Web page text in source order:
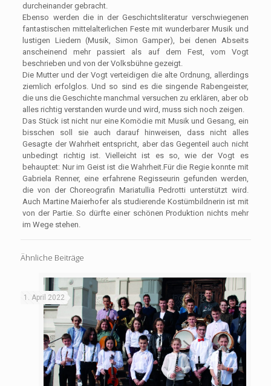
durcheinander gebracht.
Ebenso werden die in der Geschichtsliteratur verschwiegenen
fantastischen mittelalterlichen Feste mit wunderbarer Musik und
lustigen Liedern (Musik, Simon Gamper), bei denen Abseits
anscheinend mehr passiert als auf dem Fest, vom Vogt
beschrieben und von der Volksbühne gezeigt.
Die Mutter und der Vogt verteidigen die alte Ordnung, allerdings
ziemlich erfolglos. Und so sind es die singende Rabengeister,
die uns die Geschichte manchmal versuchen zu erklären, aber ob
alles richtig verstanden wurde und wird, muss sich noch zeigen.
Das Stück ist nicht nur eine Komödie mit Musik und Gesang, ein
bisschen soll sie auch darauf hinweisen, dass nicht alles
Gesagte der Wahrheit entspricht, aber das Gegenteil auch nicht
unbedingt richtig ist. Vielleicht ist es so, wie der Vogt es
behauptet: Nur im Geist ist die Wahrheit.Für die Regie konnte mit
Gabriela Renner, eine erfahrene Regisseurin gefunden werden,
die von der Choreografin Mariatullia Pedrotti unterstützt wird.
Auch Martine Maierhofer als studierende Kostümbildnerin ist mit
von der Partie. So dürfte einer schönen Produktion nichts mehr
im Wege stehen.
Ähnliche Beiträge
1. April 2022